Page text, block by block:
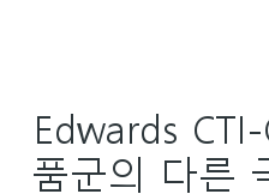
Edwards
품군의 다른